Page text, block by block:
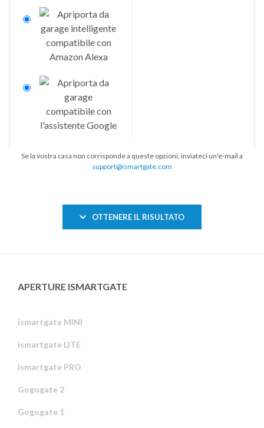
Se la vostra casa non corrisponde a queste opzioni, inviateci un'e-mail a
support@ismartgate.com
OTTENERE IL RISULTATO
APERTURE ISMARTGATE
ismartgate MINI
ismartgate LITE
ismartgate PRO
Gogogate 2
Gogogate 1